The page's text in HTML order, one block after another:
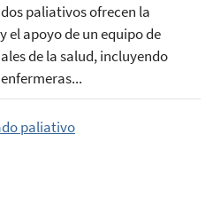
paliativos ofrecen la
el apoyo de un equipo de
de la salud, incluyendo
paliativo